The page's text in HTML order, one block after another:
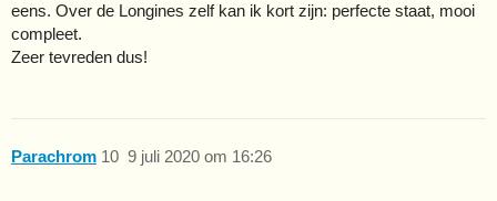
eens. Over de Longines zelf kan ik kort zijn: perfecte staat, mooi
compleet.
Zeer tevreden dus!
Parachrom 9 juli 2020 om 16:26
10